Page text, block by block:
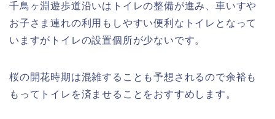
千鳥ヶ淵遊歩道沿いはトイレの整備が進み、車いすや
お子さま連れの利用もしやすい便利なトイレとなって
いますがトイレの設置個所が少ないです。
桜の開花時期は混雑することも予想されるので余裕も
もってトイレを済ませることをおすすめします。